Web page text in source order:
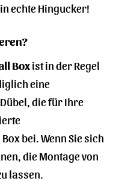
echte Hingucker!
Boxist in der Regel
eine
die für Ihre
bei. Wenn Sie sich
die Montage von
lassen.